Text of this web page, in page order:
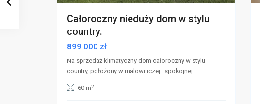
Całoroczny nieduży dom w stylu
country.
899 000 zł
Na sprzedaż klimatyczny dom całoroczny w stylu
country, położony w malowniczej i spokojnej ...
60 m2